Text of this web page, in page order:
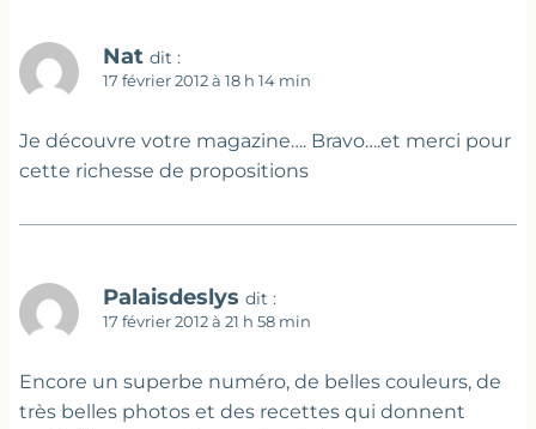
Nat dit :
17 février 2012 à 18 h 14 min
Je découvre votre magazine…. Bravo….et merci pour
cette richesse de propositions
Palaisdeslys dit :
17 février 2012 à 21 h 58 min
Encore un superbe numéro, de belles couleurs, de
très belles photos et des recettes qui donnent